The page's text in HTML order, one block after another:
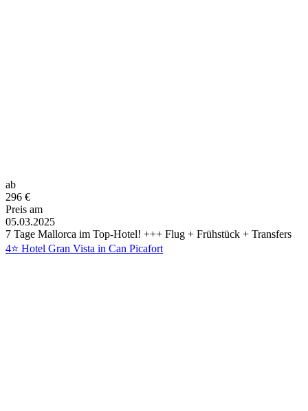
ab
296 €
Preis am
05.03.2025
7 Tage Mallorca im Top-Hotel! +++ Flug + Frühstück + Transfers
4⭐ Hotel Gran Vista in Can Picafort